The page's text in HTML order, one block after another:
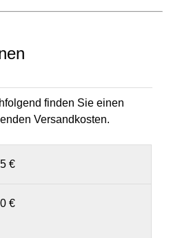
finden Sie einen
Versandkosten.
€
€